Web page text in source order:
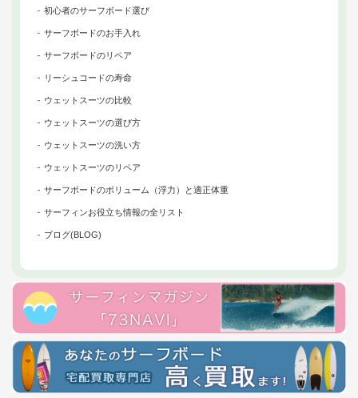
初心者のサーフボード選び
サーフボードのお手入れ
サーフボードのリペア
リーシュコードの寿命
ウェットスーツの比較
ウェットスーツの選び方
ウェットスーツの洗い方
ウェットスーツのリペア
サーフボードのボリューム（浮力）と適正体重
サーフィンお役立ち情報の全リスト
ブログ(BLOG)